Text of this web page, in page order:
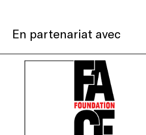
En partenariat avec